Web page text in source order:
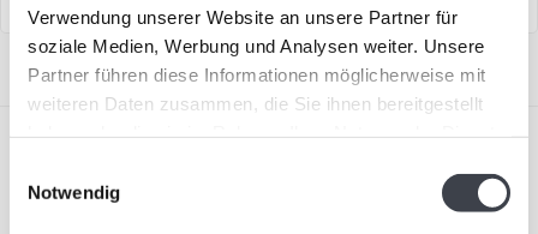
Verwendung unserer Website an unsere Partner für
soziale Medien, Werbung und Analysen weiter. Unsere
Partner führen diese Informationen möglicherweise mit
weiteren Daten zusammen, die Sie ihnen bereitgestellt
Notwendig